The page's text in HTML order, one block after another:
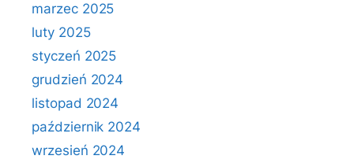
marzec 2025
luty 2025
styczeń 2025
grudzień 2024
listopad 2024
październik 2024
wrzesień 2024